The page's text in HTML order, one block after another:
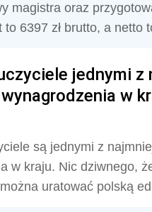
magistra oraz
6397 zł brutto, a netto
jednymi
w
są jednymi z
w kraju. Nic dziwnego,
uratować polską